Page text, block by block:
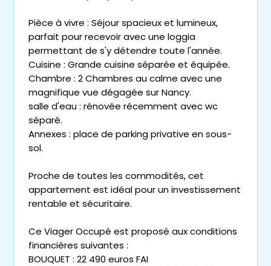
Pièce à vivre : Séjour spacieux et lumineux,
parfait pour recevoir avec une loggia
permettant de s'y détendre toute l'année.
Cuisine : Grande cuisine séparée et équipée.
Chambre : 2 Chambres au calme avec une
magnifique vue dégagée sur Nancy.
salle d'eau : rénovée récemment avec wc
séparé.
Annexes : place de parking privative en sous-
sol.
Proche de toutes les commodités, cet
appartement est idéal pour un investissement
rentable et sécuritaire.
Ce Viager Occupé est proposé aux conditions
financières suivantes :
BOUQUET : 22 490 euros FAI